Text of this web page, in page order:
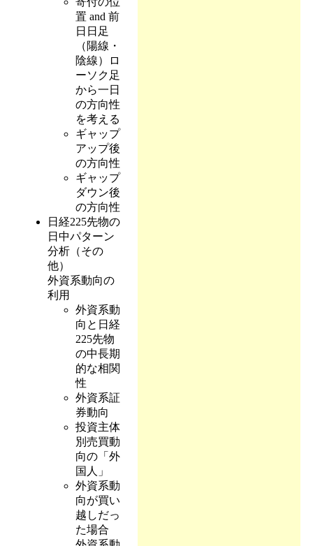
置 and 前
日日足
（陽線・
陰線）ロ
ーソク足
から一日
の方向性
を考える
ギャップ
アップ後
の方向性
ギャップ
ダウン後
の方向性
日経225先物の
日中パターン
分析（その
他）
外資系動向の
利用
外資系動
向と日経
225先物
の中長期
的な相関
性
外資系証
券動向
投資主体
別売買動
向の「外
国人」
外資系動
向が買い
越しだっ
た場合